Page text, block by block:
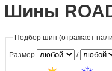
Шины
Подбор шин (отражает
Размер /